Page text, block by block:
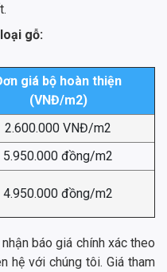
gỗ:
giá bộ hoàn thiện
(VNĐ/m2)
2.600.000 VNĐ/m2
5.950.000 đồng/m2
4.950.000 đồng/m2
báo giá chính xác theo
hệ với chúng tôi. Giá tham